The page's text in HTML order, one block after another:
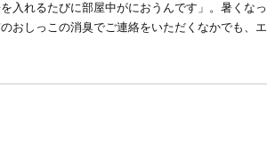
入れるたびに部屋中がにおうんです」。暑くなっ
おしっこの消臭でご連絡をいただくなかでも、エ